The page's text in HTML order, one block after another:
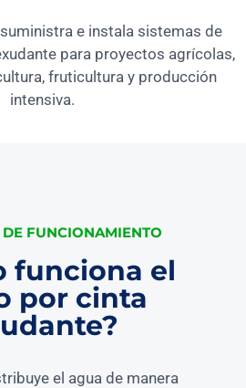
e instala sistemas de
para proyectos agrícolas,
fruticultura y producción
intensiva.
FUNCIONAMIENTO
funciona el
por cinta
el agua de manera